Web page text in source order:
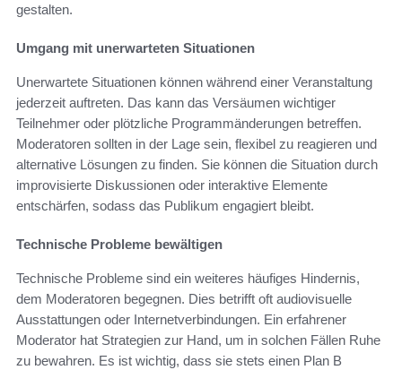
gestalten.
Umgang mit unerwarteten Situationen
Unerwartete Situationen können während einer Veranstaltung
jederzeit auftreten. Das kann das Versäumen wichtiger
Teilnehmer oder plötzliche Programmänderungen betreffen.
Moderatoren sollten in der Lage sein, flexibel zu reagieren und
alternative Lösungen zu finden. Sie können die Situation durch
improvisierte Diskussionen oder interaktive Elemente
entschärfen, sodass das Publikum engagiert bleibt.
Technische Probleme bewältigen
Technische Probleme sind ein weiteres häufiges Hindernis,
dem Moderatoren begegnen. Dies betrifft oft audiovisuelle
Ausstattungen oder Internetverbindungen. Ein erfahrener
Moderator hat Strategien zur Hand, um in solchen Fällen Ruhe
zu bewahren. Es ist wichtig, dass sie stets einen Plan B